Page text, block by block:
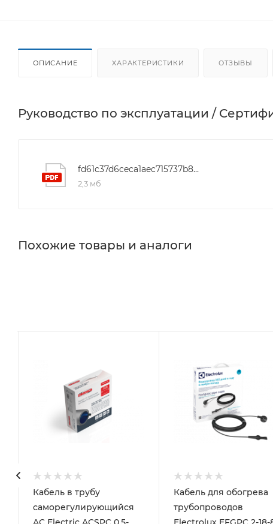
ОПИСАНИЕ ХАРАКТЕРИСТИКИ ОТЗЫВЫ
Руководство по эксплуатации /
fd61c37d6ceca1aec715737b89a1cd74
2,3 мб
Похожие товары и аналоги
Кабель в трубу
саморегулирующийся
Кабель для обогрева
трубопроводов